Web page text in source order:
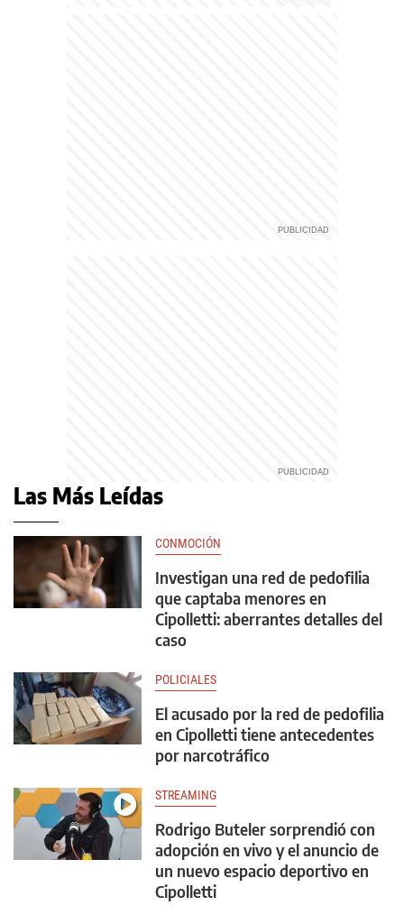
Las Más Leídas
CONMOCIÓN
Investigan una red de pedofilia
que captaba menores en
Cipolletti: aberrantes detalles del
caso
POLICIALES
El acusado por la red de pedofilia
en Cipolletti tiene antecedentes
por narcotráfico
STREAMING
Rodrigo Buteler sorprendió con
adopción en vivo y el anuncio de
un nuevo espacio deportivo en
Cipolletti